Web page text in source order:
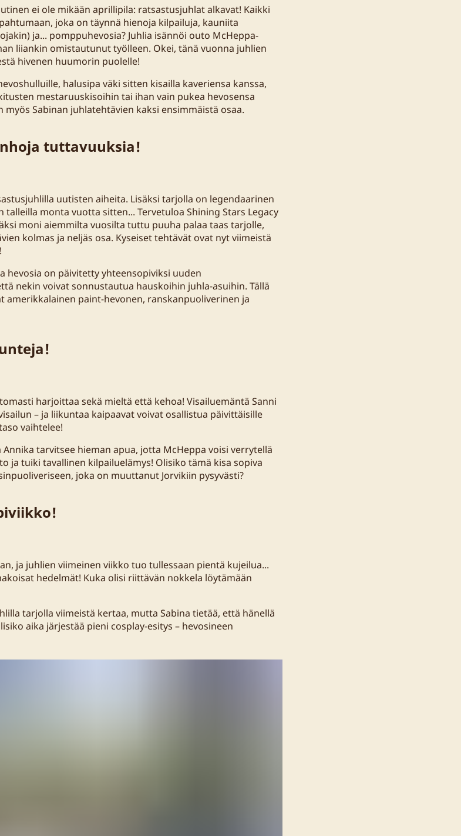
ei ole mikään aprillipila: ratsastusjuhlat alkavat! Kaikki
joka on täynnä hienoja kilpailuja, kauniita
ja... pomppuhevosia? Juhlia isännöi outo McHeppa-
liiankin omistautunut työlleen. Okei, tänä vuonna juhlien
hivenen huumorin puolelle!
halusipa väki sitten kisailla kaveriensa kanssa,
mestaruuskisoihin tai ihan vain pukea hevosensa
Sabinan juhlatehtävien kaksi ensimmäistä osaa.
tuttavuuksia!
uutisten aiheita. Lisäksi tarjolla on legendaarinen
talleilla monta vuotta sitten... Tervetuloa Shining Stars Legacy
moni aiemmilta vuosilta tuttu puuha palaa taas tarjolle,
kolmas ja neljäs osa. Kyseiset tehtävät ovat nyt viimeistä
hevosia on päivitetty yhteensopiviksi uuden
nekin voivat sonnustautua hauskoihin juhla-asuihin. Tällä
amerikkalainen paint-hevonen, ranskanpuoliverinen ja
harjoittaa sekä mieltä että kehoa! Visailuemäntä Sanni
– ja liikuntaa kaipaavat voivat osallistua päivittäisille
vaihtelee!
tarvitsee hieman apua, jotta McHeppa voisi verrytellä
ja tuiki tavallinen kilpailuelämys! Olisiko tämä kisa sopiva
joka on muuttanut Jorvikiin pysyvästi?
ja juhlien viimeinen viikko tuo tullessaan pientä kujeilua...
hedelmät! Kuka olisi riittävän nokkela löytämään
tarjolla viimeistä kertaa, mutta Sabina tietää, että hänellä
aika järjestää pieni cosplay-esitys – hevosineen